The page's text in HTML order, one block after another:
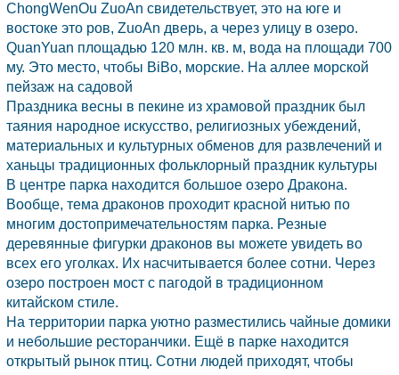
ChongWenOu ZuoAn свидетельствует, это на юге и
востоке это ров, ZuoAn дверь, а через улицу в озеро.
QuanYuan площадью 120 млн. кв. м, вода на площади 700
му. Это место, чтобы BiBo, морские. На аллее морской
пейзаж на садовой
Праздника весны в пекине из храмовой праздник был
таяния народное искусство, религиозных убеждений,
материальных и культурных обменов для развлечений и
ханьцы традиционных фольклорный праздник культуры
В центре парка находится большое озеро Дракона.
Вообще, тема драконов проходит красной нитью по
многим достопримечательностям парка. Резные
деревянные фигурки драконов вы можете увидеть во
всех его уголках. Их насчитывается более сотни. Через
озеро построен мост с пагодой в традиционном
китайском стиле.
На территории парка уютно разместились чайные домики
и небольшие ресторанчики. Ещё в парке находится
открытый рынок птиц. Сотни людей приходят, чтобы